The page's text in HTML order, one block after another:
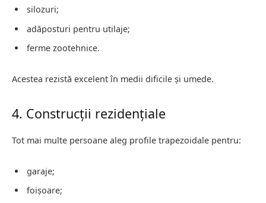
silozuri;
adăposturi pentru utilaje;
ferme zootehnice.
Acestea rezistă excelent în medii dificile și umede.
4. Construcții rezidențiale
Tot mai multe persoane aleg profile trapezoidale pentru:
garaje;
foișoare;